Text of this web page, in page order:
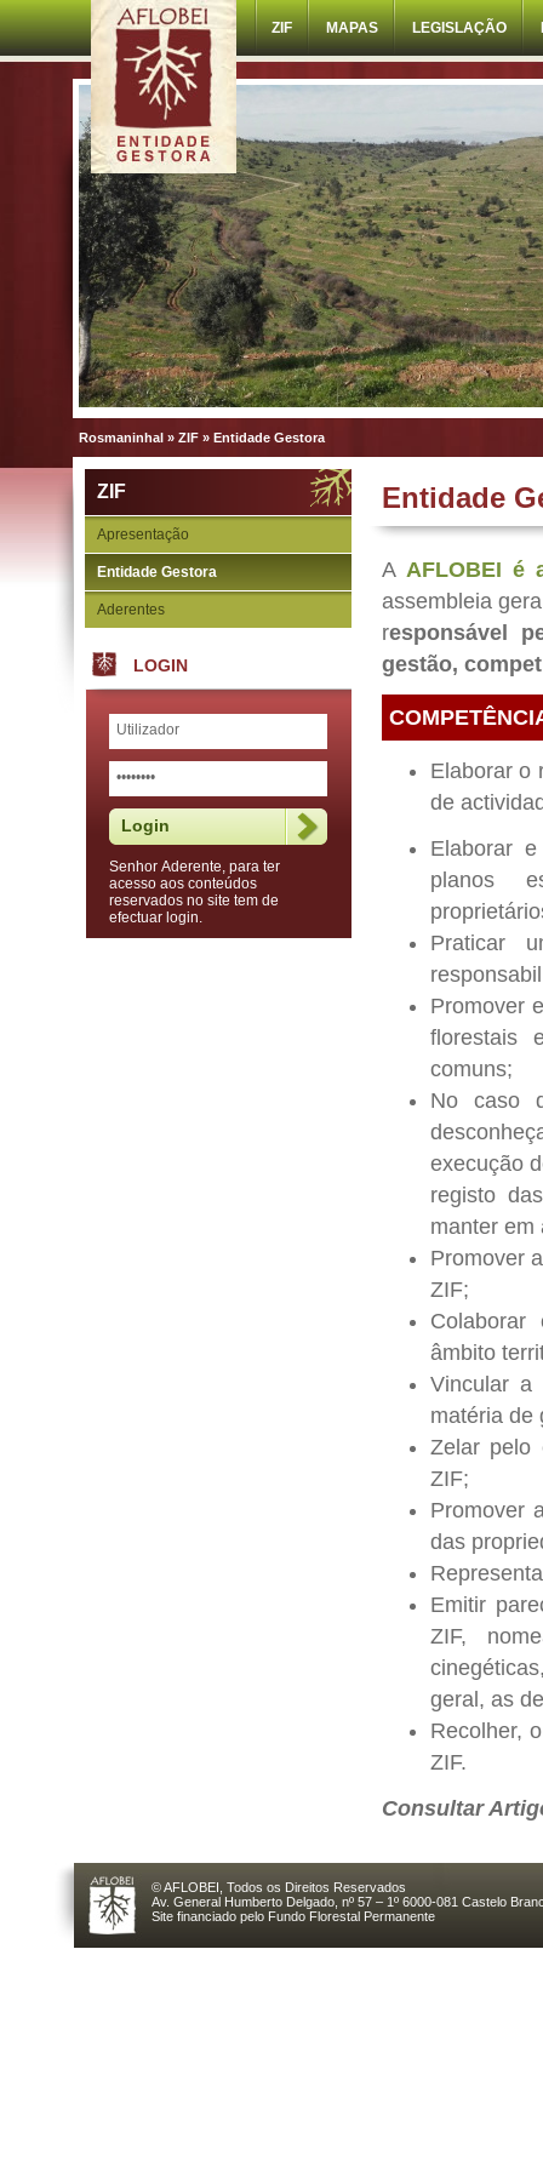
ZIF MAPAS LEGISLAÇÃO
Rosmaninhal» ZIF» Entidade Gestora
ZIF
Apresentação
Entidade Gestora
Aderentes
LOGIN
Senhor Aderente, para ter
acesso aos conteúdos
reservados no site tem de
efectuar login.
Entidade
A AFLOBEI é
assembleia
responsável
gestão,
Elaborar o
de
Elaborar
planos
Praticar
Promover
florestais
comuns;
No caso
execução
registo
manter em
Promover
ZIF;
âmbito
Vincular
matéria de
Zelar pelo
ZIF;
Promover
das
Emitir
ZIF,
geral, as
Recolher,
ZIF.
Consultar
© AFLOBEI, Todos os Direitos Reservados
Av. General Humberto Delgado, nº 57 – 1º 6000-081 Castelo
Site financiado pelo Fundo Florestal Permanente